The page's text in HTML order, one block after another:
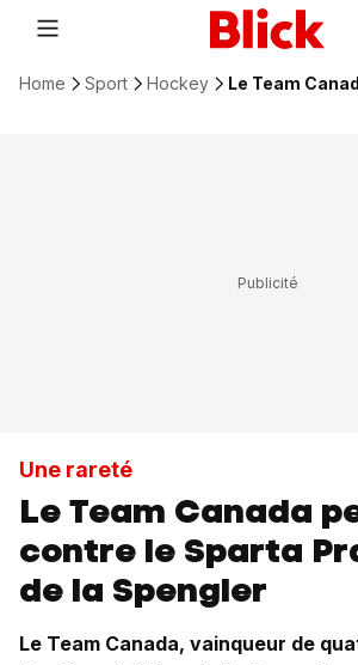
Home Sport Hockey Le Team
Une rareté
Le Team Canada
contre le Sparta
de la Spengler
Le Team Canada, vainqueur de